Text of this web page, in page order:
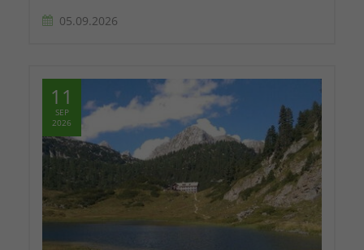
05.09.2026
11
SEP
2026